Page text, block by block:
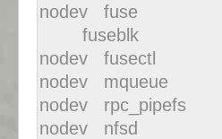
nodev fuse
fuseblk
nodev fusectl
nodev mqueue
nodev rpc_pipefs
nodev nfsd